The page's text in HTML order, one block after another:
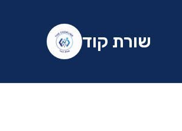
שורת קוד